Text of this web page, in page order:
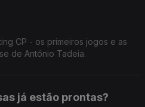
CP - os primeiros jogos e as
de António Tadeia.
já estão prontas?